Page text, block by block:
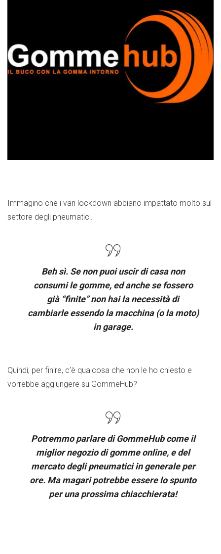
Immagino che i vari lockdown abbiano impattato molto sul
settore degli pneumatici.
Beh sì. Se non puoi uscir di casa non
consumi le gomme, ed anche se fossero
già “finite” non hai la necessità di
cambiarle essendo la macchina (o la moto)
in garage.
Quindi, per finire, c’è qualcosa che non le ho chiesto e
vorrebbe aggiungere su GommeHub?
Potremmo parlare di GommeHub come il
miglior negozio di gomme online, e del
mercato degli pneumatici in generale per
ore. Ma magari potrebbe essere lo spunto
per una prossima chiacchierata!